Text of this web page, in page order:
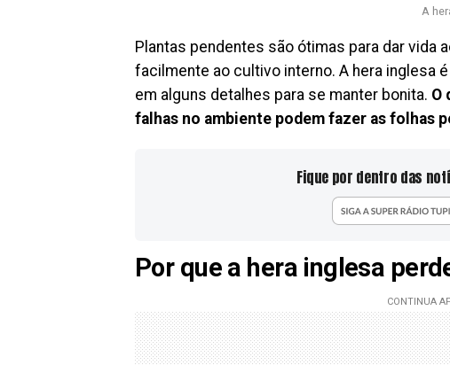
A
Plantas pendentes são ótimas para dar vida
facilmente ao cultivo interno. A hera inglesa
em alguns detalhes para se manter bonita. O
falhas no ambiente podem fazer as folhas
Fique por dentro das
Por que a hera inglesa